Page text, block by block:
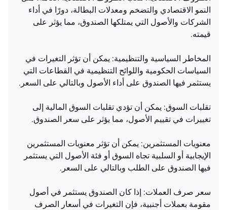
النمو الاقتصادي والتضخم ومعدلات البطالة، دورًا في أداء
الشركات والأصول التي يمتلكها الصندوق، مما يؤثر على
قيمته.
المخاطر السياسية والتنظيمية: يمكن أن تؤثر التغيرات في
السياسات الحكومية واللوائح التنظيمية في القطاعات التي
يستثمر فيها الصندوق على أداء الأصول وبالتالي على السعر.
تقلبات السوق: يمكن أن تؤدي تقلبات السوق المالية إلى
تغييرات في تقييم الأصول، مما يؤثر على سعر الصندوق.
معنويات المستثمرين: يمكن أن تؤثر معنويات المستثمرين
الإيجابية أو السلبية تجاه السوق أو فئة الأصول التي يستثمر
فيها الصندوق على الطلب وبالتالي على السعر.
سعر صرف العملات: إذا كان الصندوق يستثمر في أصول
مقومة بعملات أجنبية، فإن التغيرات في أسعار الصرف